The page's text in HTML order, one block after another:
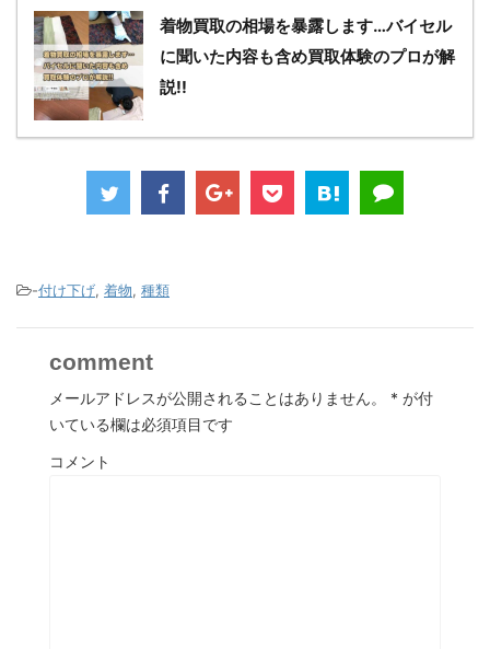
着物買取の相場を暴露します…バイセル
に聞いた内容も含め買取体験のプロが解
説!!
-付け下げ, 着物, 種類
comment
メールアドレスが公開されることはありません。 * が付
いている欄は必須項目です
コメント